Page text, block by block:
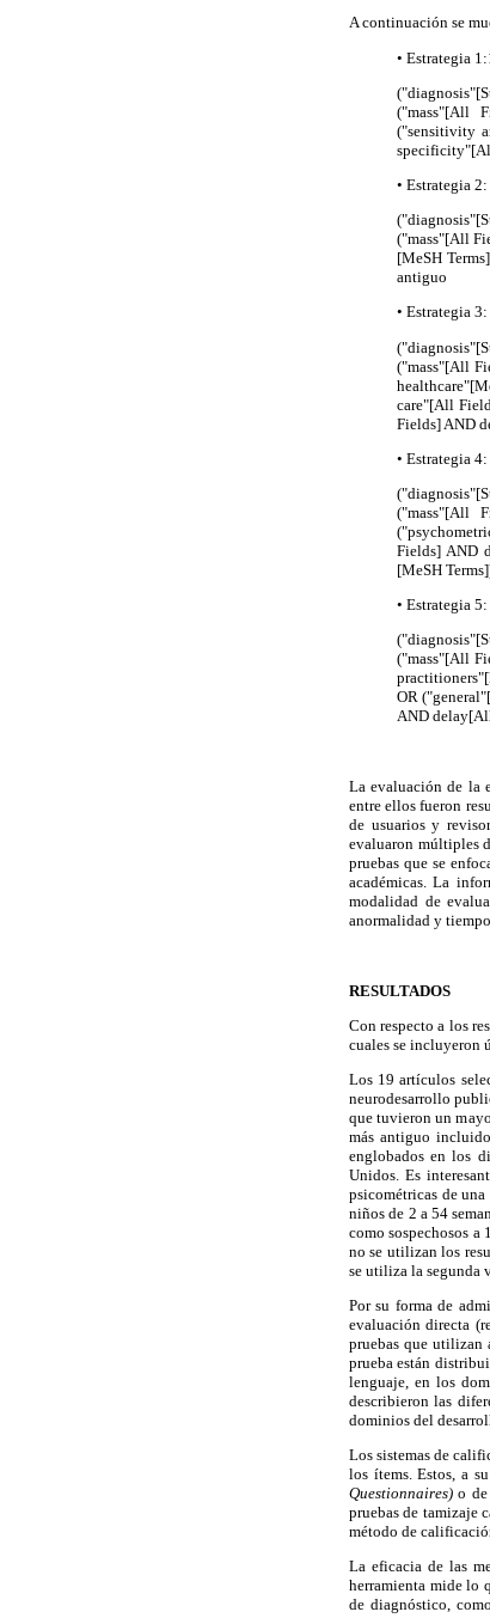
A continuación se
• Estrategia
("mass"[All
("sensitivity
• Estrategia
("mass"[All
[MeSH
antiguo
• Estrategia
("mass"[All
care"[All
Fields] AND
• Estrategia
("mass"[All
Fields] AND
[MeSH
• Estrategia
("mass"[All
OR
AND
La evaluación de la
entre ellos fueron
de usuarios y
evaluaron múltiples
pruebas que se
académicas. La
modalidad de
anormalidad y
RESULTADOS
Con respecto a los
cuales se incluyeron
Los 19 artículos
neurodesarrollo
que tuvieron un
más antiguo
englobados en los
Unidos. Es
psicométricas de
niños de 2 a 54
como sospechosos
no se utilizan los
se utiliza la segunda
Por su forma de
evaluación directa
pruebas que utilizan
prueba están
lenguaje, en los
describieron las
dominios del
Los sistemas de
los ítems. Estos, a
Questionnaires) o
pruebas de tamizaje
método de
La eficacia de las
herramienta mide lo
de diagnóstico,